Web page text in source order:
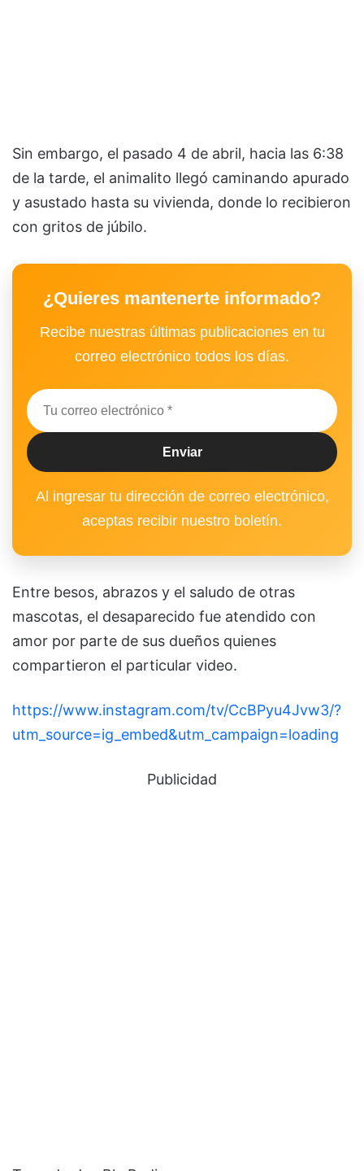
Sin embargo, el pasado 4 de abril, hacia las 6:38
de la tarde, el animalito llegó caminando apurado
y asustado hasta su vivienda, donde lo recibieron
con gritos de júbilo.
¿Quieres mantenerte informado?
Recibe nuestras últimas publicaciones en tu
correo electrónico todos los días.
Al ingresar tu dirección de correo electrónico,
aceptas recibir nuestro boletín.
Entre besos, abrazos y el saludo de otras
mascotas, el desaparecido fue atendido con
amor por parte de sus dueños quienes
compartieron el particular video.
https://www.instagram.com/tv/CcBPyu4Jvw3/?
utm_source=ig_embed&utm_campaign=loading
Publicidad